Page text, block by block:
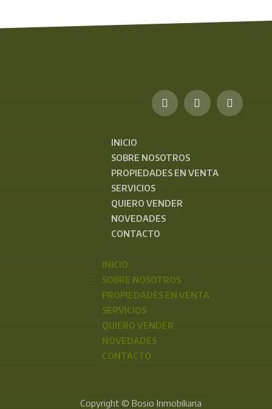
INICIO
SOBRE NOSOTROS
PROPIEDADES EN VENTA
SERVICIOS
QUIERO VENDER
NOVEDADES
CONTACTO
INICIO
SOBRE NOSOTROS
PROPIEDADES EN VENTA
SERVICIOS
QUIERO VENDER
NOVEDADES
CONTACTO
Copyright © Bosio Inmobiliaria